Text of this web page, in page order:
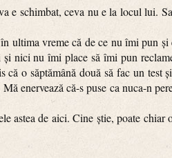
ceva nu e la locul lui.
vreme că de ce nu îmi pun și
nici nu îmi place să îmi pun
o săptămână două să fac un test
enervează că-s puse ca nuca-n
de aici. Cine știe, poate chiar o